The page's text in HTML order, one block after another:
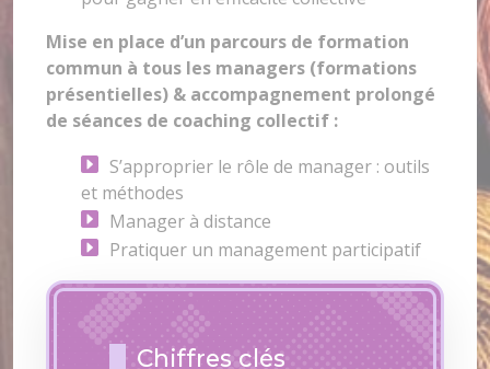
Mise en place d’un parcours de formation
commun à tous les managers (formations
présentielles) & accompagnement prolongé
de séances de coaching collectif :
S’approprier le rôle de manager : outils
et méthodes
Manager à distance
Pratiquer un management participatif
Chiffres clés